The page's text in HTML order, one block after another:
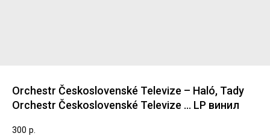
Orchestr Československé Televize – Haló, Tady
Orchestr Československé Televize … LP винил
300 р.